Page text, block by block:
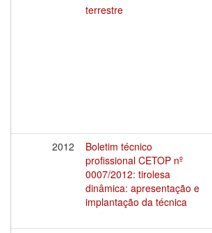
terrestre
2012
Boletim técnico
profissional CETOP nº
0007/2012: tirolesa
dinâmica: apresentação e
implantação da técnica